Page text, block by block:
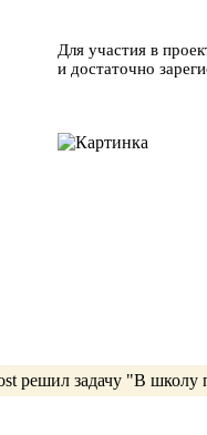
Для участия в
и достаточно
решил задачу "В школу